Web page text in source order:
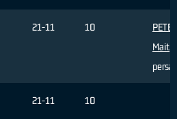
21-11 10
Mait,
persa
21-11 10